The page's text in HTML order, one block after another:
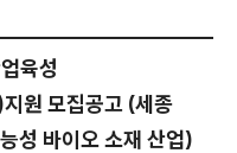
육성
원 모집공고 (세종
성 바이오 소재 산업)